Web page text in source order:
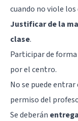
cuando no viole
Justificar de la
clase.
Participar de
por el centro.
No se puede
permiso del
Se deberán